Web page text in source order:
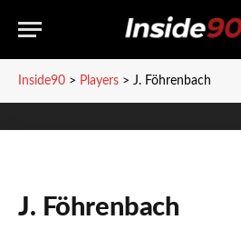
Inside90 > Players > J. Föhrenbach
J. Föhrenbach